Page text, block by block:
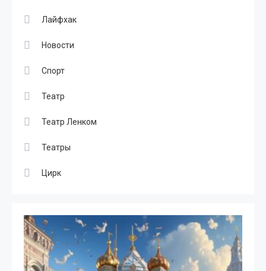
Лайфхак
Новости
Спорт
Театр
Театр Ленком
Театры
Цирк